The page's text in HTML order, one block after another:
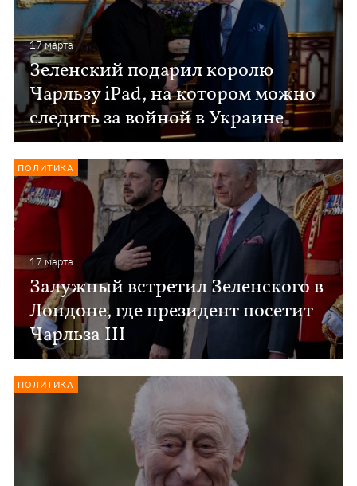
17 марта
Зеленский подарил королю
Чарльзу iPad, на котором можно
следить за войной в Украине
17 марта
Залужный встретил Зеленского в
Лондоне, где президент посетит
Чарльза III
ПОЛИТИКА
ПОЛИТИКА